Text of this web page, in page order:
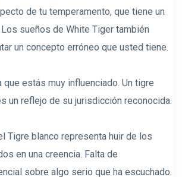
de tu temperamento, que tiene un
sueños de White Tiger también
un concepto erróneo que usted tiene.
que estás muy influenciado. Un tigre
un reflejo de su jurisdicción reconocida.
Tigre blanco representa huir de los
​​en una creencia. Falta de
sobre algo serio que ha escuchado.